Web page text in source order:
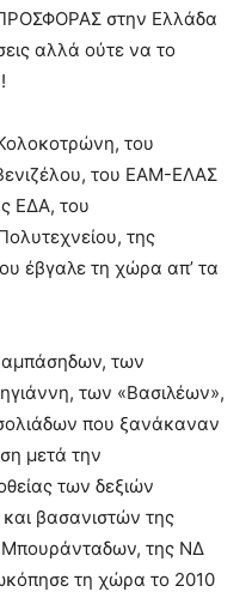
στην Ελλάδα
αλλά ούτε να το
του
του ΕΑΜ-ΕΛΑΣ
ΕΔΑ, του
της
έβγαλε τη χώρα απ’ τα
των
των «Βασιλέων»,
που ξανάκαναν
μετά την
των δεξιών
βασανιστών της
Μπουράνταδων, της ΝΔ
τη χώρα το 2010